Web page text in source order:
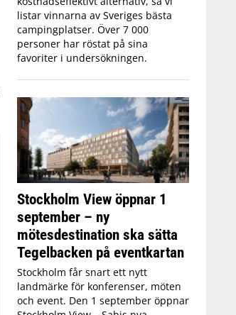
listar vinnarna av Sveriges bästa
campingplatser. Över 7 000
personer har röstat på sina
favoriter i undersökningen.
Stockholm View öppnar 1
september – ny
mötesdestination ska sätta
Tegelbacken på eventkartan
Stockholm får snart ett nytt
landmärke för konferenser, möten
och event. Den 1 september öppnar